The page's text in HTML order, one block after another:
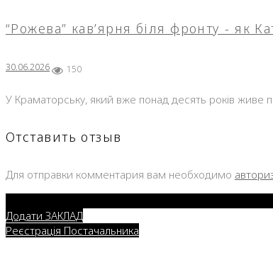
“Рожева” кав’ярня біля фронту - як
30.06.2026 150
У Краматорську, який вже понад десять років живе
Отставить отзыв
Для отправки комментария вам необходимо
Додати ЗАКЛАД
Реєстрація Постачальника